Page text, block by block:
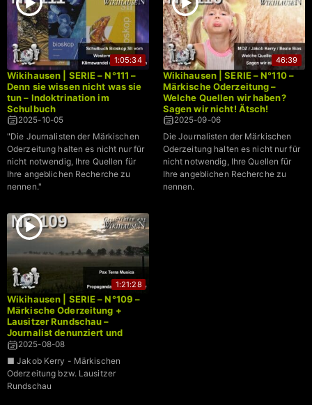
1:05:34
Wikihausen | SERIE – N°111 –
Denn sie wissen nicht was sie
tun – Indoktrination im
Schulbuch
2025-10-05
"Die Journalisten der Märkischen
Oderzeitung halten es nicht nur für
nicht notwendig, Ihre Quellen für
Ihre angeblichen Recherche zu
nennen."
46:39
Wikihausen | SERIE – N°110 –
Märkische Oderzeitung –
Welche Quellen wir haben?
Sagen wir nicht! Ätsch!
2025-09-06
Die Journalisten der Märkischen
Oderzeitung halten es nicht nur für
nicht notwendig, Ihre Quellen für
Ihre angeblichen Recherche zu
nennen.
1:21:28
Wikihausen | SERIE – N°109 –
Märkische Oderzeitung +
Lausitzer Rundschau –
Journalist denunziert und
schreibt aus Wikipedia ab
2025-08-08
■ Jakob Kerry - Märkischen
Oderzeitung bzw. Lausitzer
Rundschau